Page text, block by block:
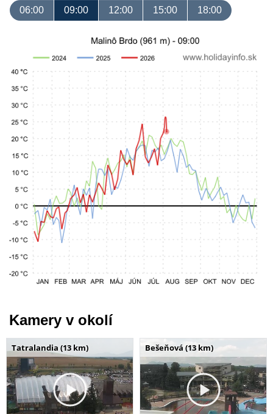
06:00 09:00 12:00 15:00 18:00
Kamery v okolí
Tatralandia (13 km) Bešeňová (13 km)